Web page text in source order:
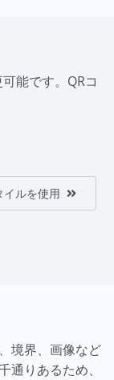
能です。QRコ
イルを使用
境界、画像など
通りあるため、